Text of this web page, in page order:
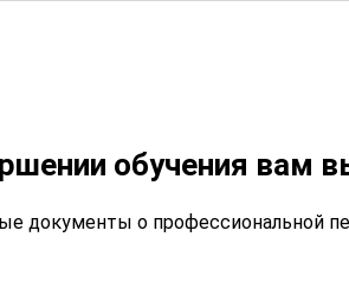
обучения вам
документы о профессиональной